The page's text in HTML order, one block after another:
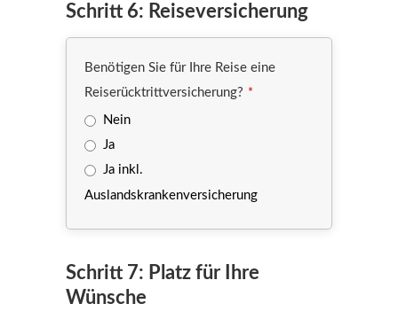
Schritt 6: Reiseversicherung
Benötigen Sie für Ihre Reise eine
Reiserücktrittversicherung? *
Nein
Ja
Ja inkl.
Auslandskrankenversicherung
Schritt 7: Platz für Ihre
Wünsche